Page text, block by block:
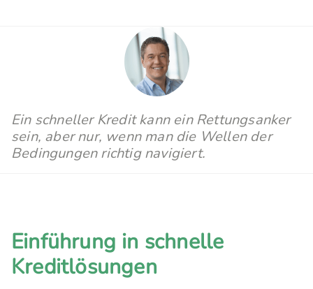
Ein schneller Kredit kann ein Rettungsanker
sein, aber nur, wenn man die Wellen der
Bedingungen richtig navigiert.
Einführung in schnelle
Kreditlösungen